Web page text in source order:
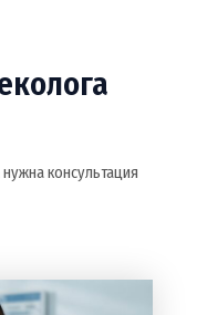
консультация